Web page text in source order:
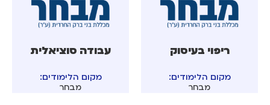
ריפוי בעיסוק
מקום הלימודים:
מבחר
עבודה סוציאלית
מקום הלימודים:
מבחר